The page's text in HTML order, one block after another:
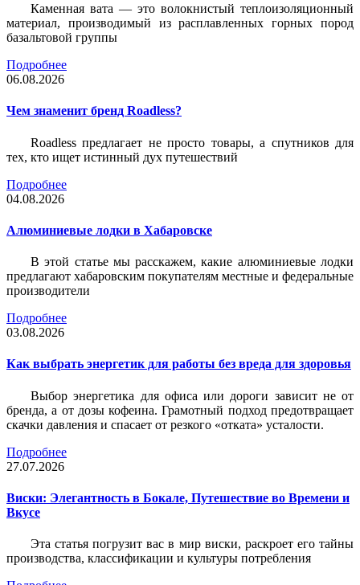
Каменная вата — это волокнистый теплоизоляционный
материал, производимый из расплавленных горных пород
базальтовой группы
Подробнее
06.08.2026
Чем знаменит бренд Roadless?
Roadless предлагает не просто товары, а спутников для
тех, кто ищет истинный дух путешествий
Подробнее
04.08.2026
Алюминиевые лодки в Хабаровске
В этой статье мы расскажем, какие алюминиевые лодки
предлагают хабаровским покупателям местные и федеральные
производители
Подробнее
03.08.2026
Как выбрать энергетик для работы без вреда для здоровья
Выбор энергетика для офиса или дороги зависит не от
бренда, а от дозы кофеина. Грамотный подход предотвращает
скачки давления и спасает от резкого «отката» усталости.
Подробнее
27.07.2026
Виски: Элегантность в Бокале, Путешествие во Времени и
Вкусе
Эта статья погрузит вас в мир виски, раскроет его тайны
производства, классификации и культуры потребления